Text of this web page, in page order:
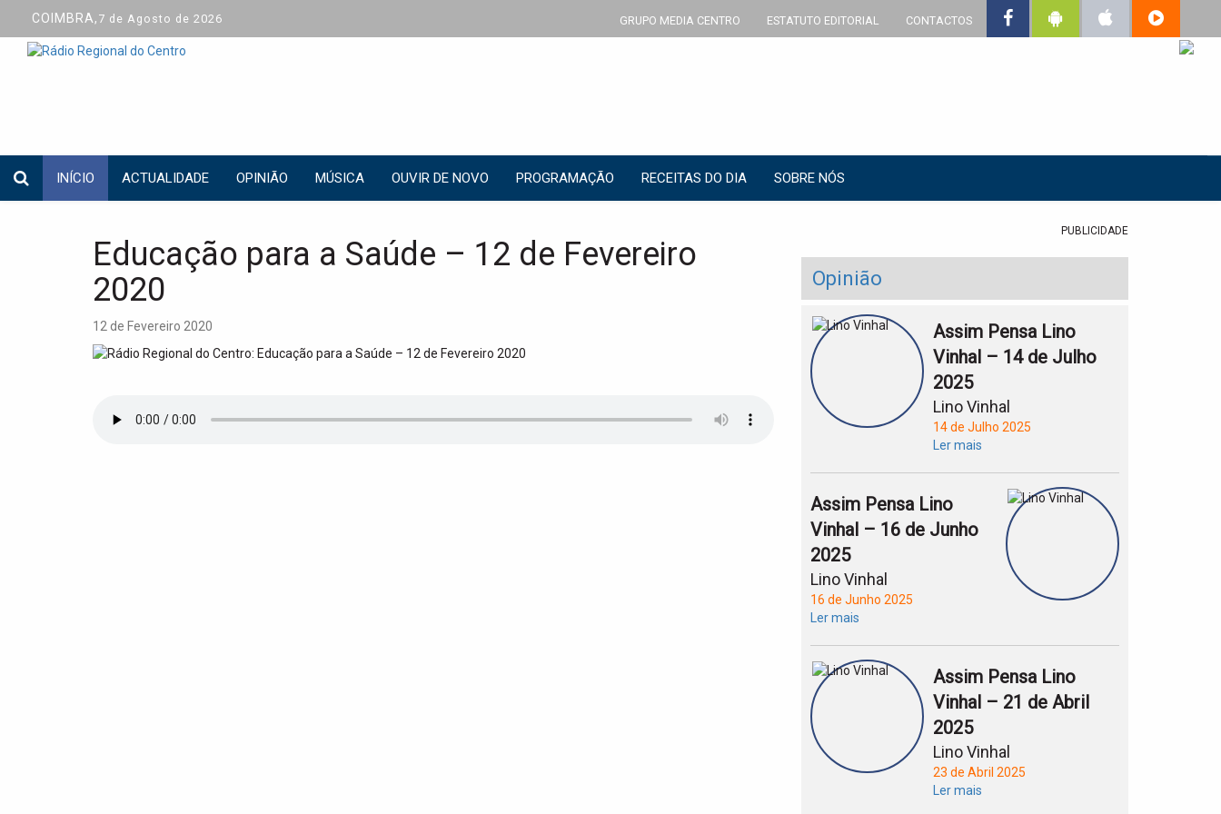
COIMBRA, 7 de Agosto de 2026 GRUPO MEDIA CENTRO ESTATUTO EDITORIAL CONTACTOS
INÍCIO ACTUALIDADE OPINIÃO MÚSICA OUVIR DE NOVO PROGRAMAÇÃO RECEITAS DO DIA SOBRE NÓS
Educação para a Saúde – 12 de Fevereiro
2020
12 de Fevereiro 2020
PUBLICIDADE
Opinião
Assim Pensa Lino
Vinhal – 14 de Julho
2025
Lino Vinhal
14 de Julho 2025
Ler mais
Assim Pensa Lino
Vinhal – 16 de Junho
2025
Lino Vinhal
16 de Junho 2025
Ler mais
Assim Pensa Lino
Vinhal – 21 de Abril
2025
Lino Vinhal
23 de Abril 2025
Ler mais